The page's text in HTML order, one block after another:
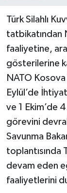
Türk Silahlı
tatbikatından
faaliyetine,
gösterilerine
NATO
Eylül’de
ve 1 Ekim’de
görevini
Savunma
toplantısında
devam eden
faaliyetlerini